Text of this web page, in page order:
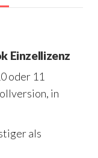
Einzellizenz
oder 11
in
als